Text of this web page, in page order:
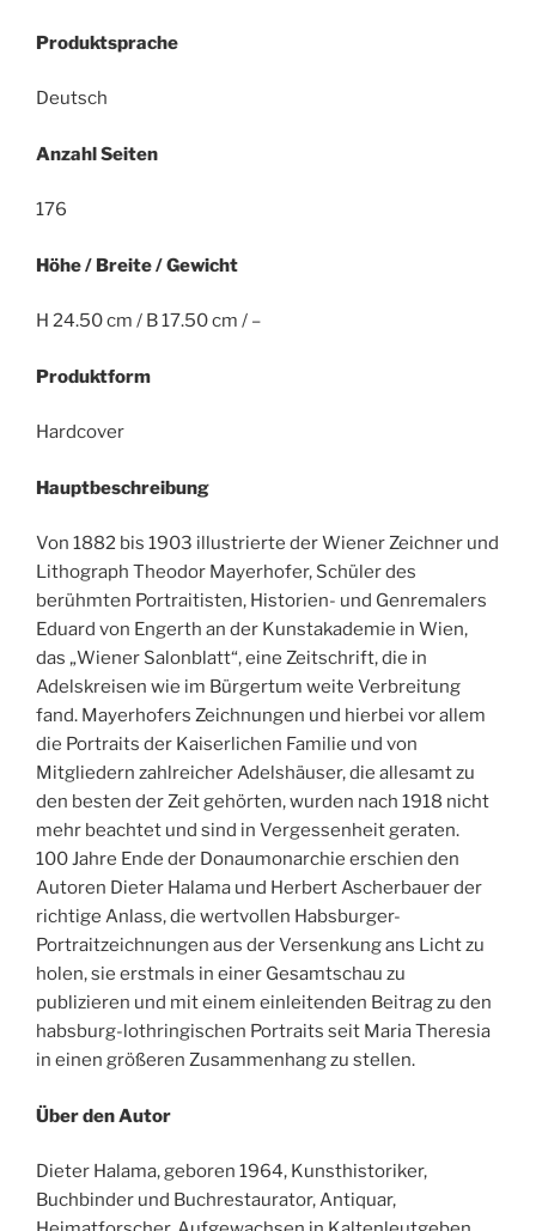
Produktsprache
Deutsch
Anzahl Seiten
176
Höhe / Breite / Gewicht
H 24.50 cm / B 17.50 cm / –
Produktform
Hardcover
Hauptbeschreibung
Von 1882 bis 1903 illustrierte der Wiener Zeichner und
Lithograph Theodor Mayerhofer, Schüler des
berühmten Portraitisten, Historien- und Genremalers
Eduard von Engerth an der Kunstakademie in Wien,
das „Wiener Salonblatt“, eine Zeitschrift, die in
Adelskreisen wie im Bürgertum weite Verbreitung
fand. Mayerhofers Zeichnungen und hierbei vor allem
die Portraits der Kaiserlichen Familie und von
Mitgliedern zahlreicher Adelshäuser, die allesamt zu
den besten der Zeit gehörten, wurden nach 1918 nicht
mehr beachtet und sind in Vergessenheit geraten.
100 Jahre Ende der Donaumonarchie erschien den
Autoren Dieter Halama und Herbert Ascherbauer der
richtige Anlass, die wertvollen Habsburger-
Portraitzeichnungen aus der Versenkung ans Licht zu
holen, sie erstmals in einer Gesamtschau zu
publizieren und mit einem einleitenden Beitrag zu den
habsburg-lothringischen Portraits seit Maria Theresia
in einen größeren Zusammenhang zu stellen.
Über den Autor
Dieter Halama, geboren 1964, Kunsthistoriker,
Buchbinder und Buchrestaurator, Antiquar,